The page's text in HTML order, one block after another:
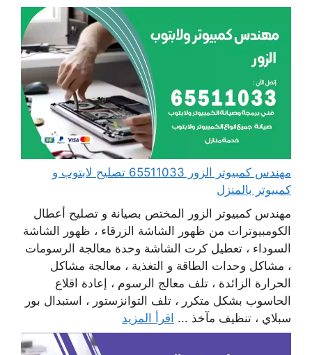
مهندس كمبيوتر الزور 65511033 تصليح لابتوب و
كمبيوتر بالمنزل
مهندس كمبيوتر الزور المختص بصيانة و تصليح أعطال
الكومبيوترات من ظهور الشاشة الزرقاء ، ظهور الشاشة
السوداء ، تعطيل كرت الشاشة وحدة معالجة الرسومات
، مشاكل وحدات الطاقة و التغذية ، معالجة مشاكل
الحرارة الزائدة ، تلف معالج الرسوم ، إعادة اقلاع
الحاسوب بشكل متكرر ، تلف التوانزستور ، استبدال بور
سبلاي ، تنظيف مآخذ ... اقرأ المزيد